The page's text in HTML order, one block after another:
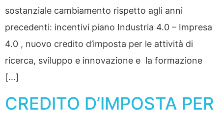
sostanziale cambiamento rispetto agli anni
precedenti: incentivi piano Industria 4.0 – Impresa
4.0 , nuovo credito d’imposta per le attività di
ricerca, sviluppo e innovazione e la formazione
[…]
CREDITO D’IMPOSTA PER